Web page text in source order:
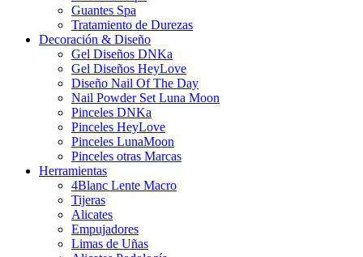
Guantes Spa
Tratamiento de Durezas
Decoración & Diseño
Gel Diseños DNKa
Gel Diseños HeyLove
Diseño Nail Of The Day
Nail Powder Set Luna Moon
Pinceles DNKa
Pinceles HeyLove
Pinceles LunaMoon
Pinceles otras Marcas
Herramientas
4Blanc Lente Macro
Tijeras
Alicates
Empujadores
Limas de Uñas